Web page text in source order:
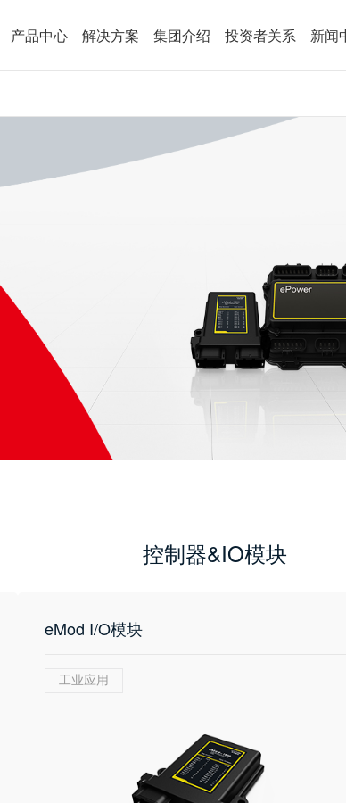
产品中心 解决方案 集团介绍 投资者关系 新闻
控制器&IO模块
eMod I/O模块
工业应用